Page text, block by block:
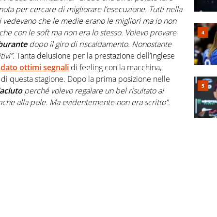
per cercare di migliorare l’esecuzione. Tutti nella
che le medie erano le migliori ma io non
con le soft ma non era lo stesso. Volevo provare
dopo il giro di riscaldamento. Nonostante
. Tanta delusione per la prestazione dell’inglese
ottimi segnali di feeling con la macchina,
questa stagione. Dopo la prima posizione nelle
perché volevo regalare un bel risultato ai
alla pole. Ma evidentemente non era scritto”.